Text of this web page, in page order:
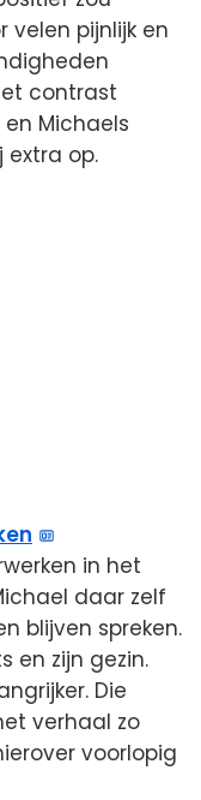
velen pijnlijk en
contrast
Michaels
op.
in het
daar zelf
blijven spreken.
en zijn gezin.
Die
verhaal zo
voorlopig